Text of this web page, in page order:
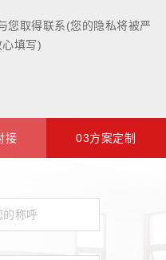
您取得联系(您的隐私将被严
填写)
接 03方案定制